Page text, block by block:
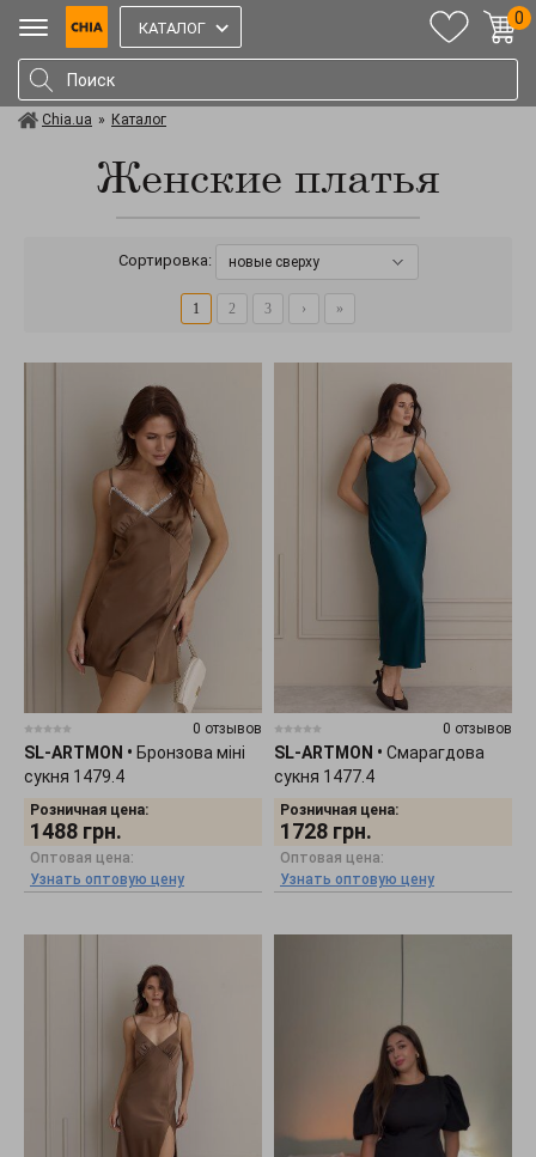
КАТАЛОГ
0
Chia.ua » Каталог
Женские платья
Сортировка: новые сверху
1 2 3 › »
0 отзывов
SL-ARTMON • Бронзова міні
сукня 1479.4
Розничная цена:
1488 грн.
Оптовая цена:
Узнать оптовую цену
0 отзывов
SL-ARTMON • Смарагдова
сукня 1477.4
Розничная цена:
1728 грн.
Оптовая цена:
Узнать оптовую цену